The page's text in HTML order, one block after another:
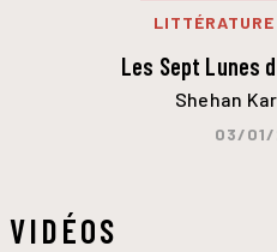
Les Sept Lunes
Shehan
03/
VIDÉOS